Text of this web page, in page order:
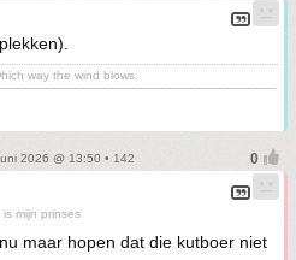
way the wind blows.
2026 @ 13:50 • 142
is mijn prinses
maar hopen dat die kutboer niet